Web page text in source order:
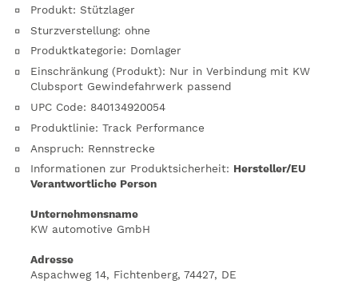
Produkt: Stützlager
Sturzverstellung: ohne
Produktkategorie: Domlager
Einschränkung (Produkt): Nur in Verbindung mit KW
Clubsport Gewindefahrwerk passend
UPC Code: 840134920054
Produktlinie:Track Performance
Anspruch: Rennstrecke
Informationen zur Produktsicherheit: Hersteller/EU
Verantwortliche Person
Unternehmensname
KW automotive GmbH
Adresse
Aspachweg 14, Fichtenberg, 74427, DE